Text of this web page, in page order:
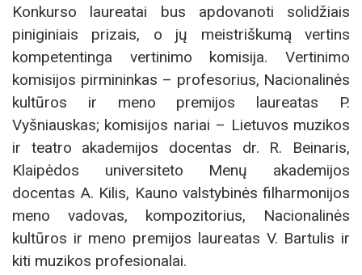
Konkurso laureatai bus apdovanoti solidžiais
piniginiais prizais, o jų meistriškumą vertins
kompetentinga vertinimo komisija. Vertinimo
komisijos pirmininkas – profesorius, Nacionalinės
kultūros ir meno premijos laureatas P.
Vyšniauskas; komisijos nariai – Lietuvos muzikos
ir teatro akademijos docentas dr. R. Beinaris,
Klaipėdos universiteto Menų akademijos
docentas A. Kilis, Kauno valstybinės filharmonijos
meno vadovas, kompozitorius, Nacionalinės
kultūros ir meno premijos laureatas V. Bartulis ir
kiti muzikos profesionalai.